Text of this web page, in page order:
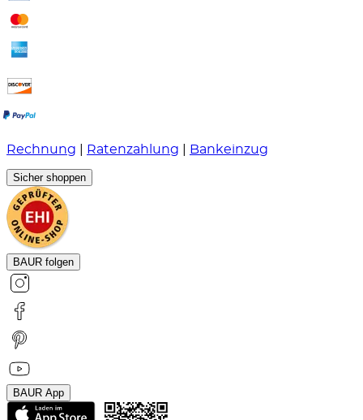
Rechnung Ratenzahlung Bankeinzug
Sicher shoppen
BAUR folgen
BAUR App